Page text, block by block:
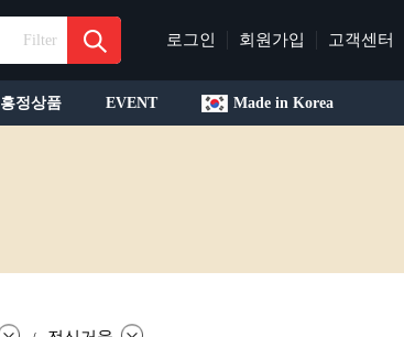
Filter 로그인 회원가입 고객센터
흥정상품 EVENT Made in Korea